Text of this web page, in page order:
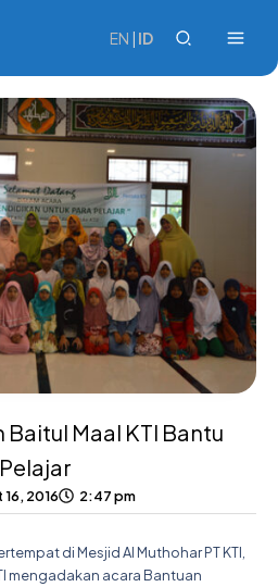
EN ID
Baitul Maal KTI Bantu
Pelajar
2016 2:47 pm
di Mesjid Al Muthohar PT KTI,
mengadakan acara Bantuan